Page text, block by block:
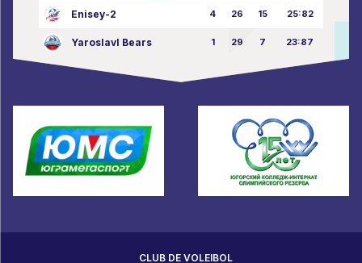
Enisey-2 4 26 15 25:82
Yaroslavl Bears 1 29 7 23:87
CLUB DE VOLEIBOL